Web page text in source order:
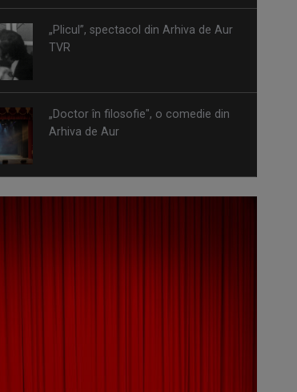
„Plicul”, spectacol din Arhiva de Aur
TVR
„Doctor în filosofie", o comedie din
Arhiva de Aur
Omagiu adus regizorului Timotei